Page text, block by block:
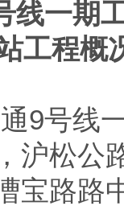
线一期
工程概
号线一
沪松公
宝路路